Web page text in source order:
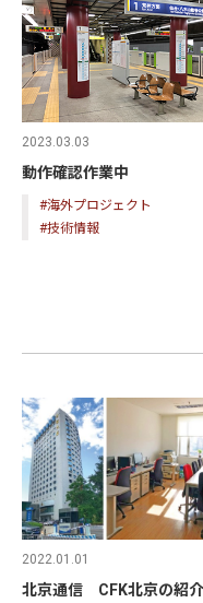
2023.03.03
動作確認作業中
#海外プロジェクト
#技術情報
2022.01.01
北京通信 CFK北京の紹介